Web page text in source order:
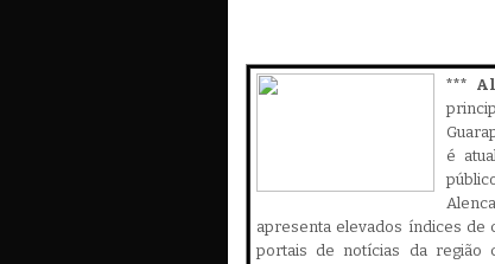
***
é
apresenta elevados índices de
portais de notícias da região